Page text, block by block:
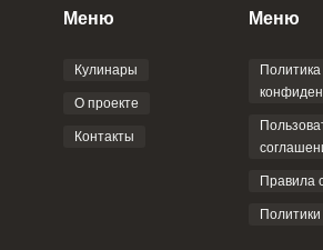
соглашением
Меню
Кулинары
О проекте
Контакты
Меню
Политика
Правила